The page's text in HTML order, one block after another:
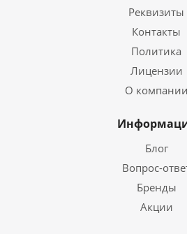
Реквизиты
Контакты
Политика
Лицензии
О компании
Блог
Вопрос-
Бренды
Акции